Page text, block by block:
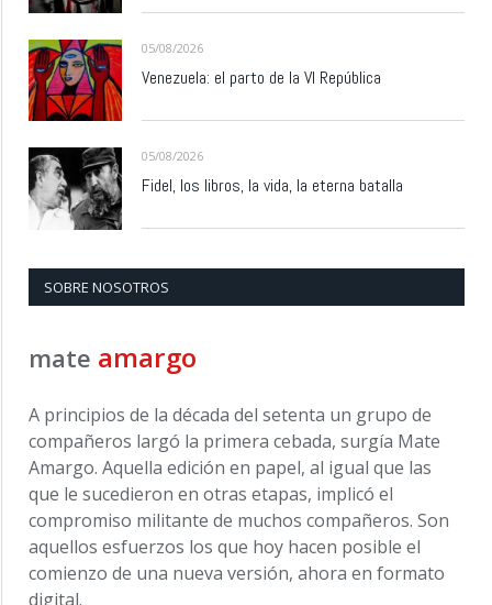
05/08/2026
Venezuela: el parto de la VI República
05/08/2026
Fidel, los libros, la vida, la eterna batalla
SOBRE NOSOTROS
mate amargo
A principios de la década del setenta un grupo de
compañeros largó la primera cebada, surgía Mate
Amargo. Aquella edición en papel, al igual que las
que le sucedieron en otras etapas, implicó el
compromiso militante de muchos compañeros. Son
aquellos esfuerzos los que hoy hacen posible el
comienzo de una nueva versión, ahora en formato
digital.